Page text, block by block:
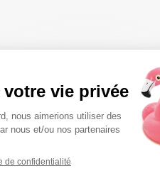
référence, pensez à
d’utilisation.
vous souhaitez le